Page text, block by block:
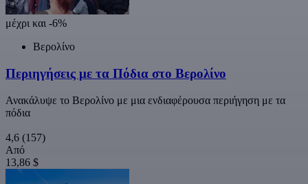
μέχρι και -6%
Βερολίνο
Περιηγήσεις με τα Πόδια στο Βερολίνο
Ανακάλυψε το Βερολίνο με μια ενδιαφέρουσα περιήγηση με τα
πόδια
4,6 (157)
Από
13,86 $